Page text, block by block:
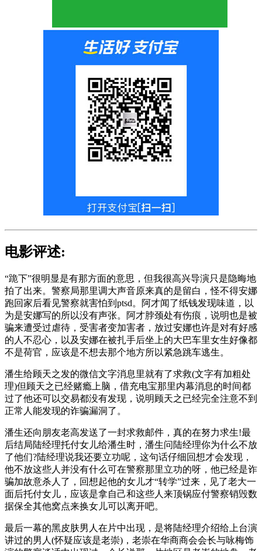
电影评述:
“跪下”很明显是有那方面的意思，但我很高兴导演只是隐晦地
拍了出来。警察局那里调大声音原来真的是留白，怪不得安娜
跑回家后看见警察就害怕到ptsd。阿才闻了纸钱发现味道，以
为是安娜写的所以没有声张。阿才脖颈处有伤痕，说明也是被
骗来遭受过虐待，受害者变加害者，放过安娜也许是对有好感
的人不忍心，以及安娜在被扎手后坐上的大巴车里女生好像都
不是荷官，应该是不想去那个地方所以紧急跳车逃生。
潘生给顾天之发的微信文字消息里就有了求救(文字有加粗处
理)但顾天之已经赌瘾上脑，借充电宝那里内幕消息的时间都
过了他还可以交易都没有发现，说明顾天之已经完全注意不到
正常人能发现的诈骗漏洞了。
潘生还向朋友老高发送了一封求救邮件，真的在努力求生!最
后结局陆经理托付女儿给潘生时，潘生问陆经理你为什么不放
了他们?陆经理说我还要立功呢，这句话仔细回想才会发现，
他不放这些人并没有什么可在警察那里立功的呀，他已经是诈
骗加故意杀人了，回想起他的女儿才“转学”过来，见了老大一
面后托付女儿，应该是拿自己和这些人来顶锅应付警察销毁数
据保全其他窝点来换女儿可以离开吧。
最后一幕的黑皮肤男人在片中出现，是将陆经理介绍给上台演
讲过的男人(怀疑应该是老崇)，老崇在华商商会会长与咏梅饰